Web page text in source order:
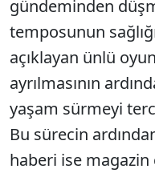
gündeminden
temposunun
açıklayan ünlü
ayrılmasının
yaşam sürmeyi
Bu sürecin
haberi ise magazin